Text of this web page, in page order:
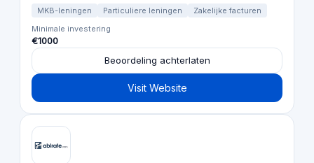
MKB-leningen Particuliere leningen
Zakelijke facturen
Minimale investering
€1000
Beoordeling achterlaten
Visit Website